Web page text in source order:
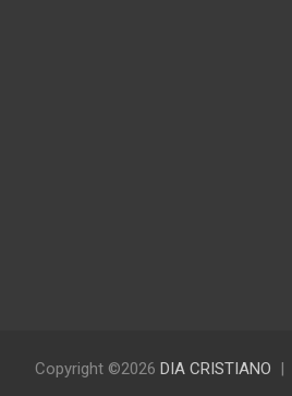
Copyright ©2026 DIA CRISTIANO